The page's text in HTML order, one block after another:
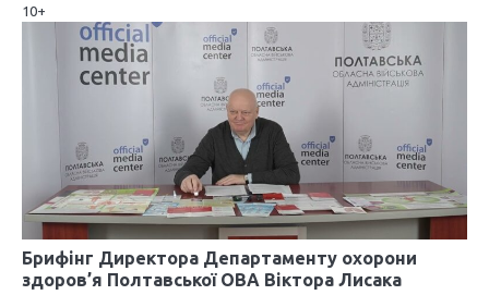
10+
Брифінг Директора Департаменту охорони
здоров’я Полтавської ОВА Віктора Лисака